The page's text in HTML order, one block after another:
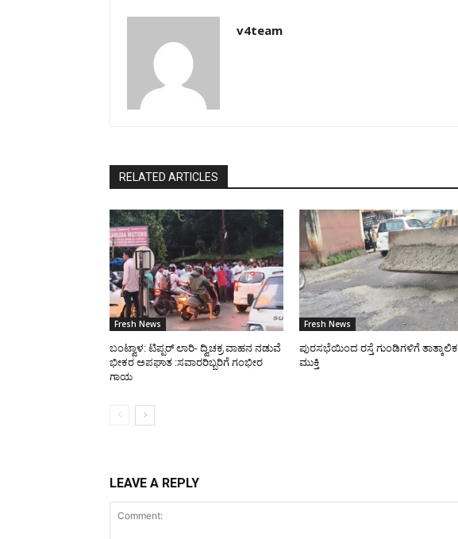
v4team
RELATED ARTICLES
Fresh News
ಬಂಟ್ವಾಳ: ಟಿಪ್ಪರ್ ಲಾರಿ- ದ್ವಿಚಕ್ರ ವಾಹನ ನಡುವೆ
ಭೀಕರ ಅಪಘಾತ :ಸವಾರರಿಬ್ಬರಿಗೆ ಗಂಭೀರ
ಗಾಯ
Fresh News
ಪುರಸಭೆಯಿಂದ ರಸ್ತೆ ಗುಂಡಿಗಳಿಗೆ ತಾತ್ಕಾಲಿಕ
ಮುಕ್ತಿ
LEAVE A REPLY